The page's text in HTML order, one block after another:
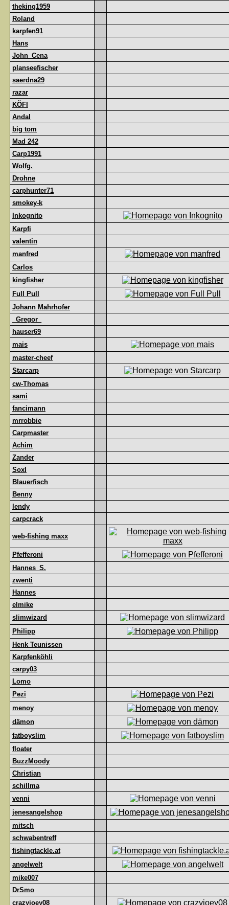
theking1959
Roland
karpfen91
Hans
John_Cena
planseefischer
saerdna29
razar
KÖFI
Andal
big tom
Mad 242
Carp1991
Wolfg.
Drohne
carphunter71
smokey-k
Inkognito
Karpfi
valentin
manfred
Carlos
kingfisher
Full Pull
Johann Mahrhofer
_Gregor_
hauser69
mais
master-cheef
Starcarp
cw-Thomas
sami
fancimann
mrrobbie
Carpmaster
Achim
Zander
Soxl
Blauerfisch
Benny
lendy
carpcrack
web-fishing maxx
Pfefferoni
Hannes_S.
zwenti
Hannes
elmike
slimwizard
Philipp
Henk Teunissen
Karpfenköhli
carpy03
Lomo
Pezi
menoy
dämon
fatboyslim
floater
BuzzMoody
Christian
schillma
venni
jenesangelshop
mitsch
schwabentreff
fishingtackle.at
angelwelt
mike007
DrSmo
crazyjoey08